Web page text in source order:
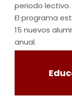
periodo lectivo.
El programa
15 nuevos
anual.